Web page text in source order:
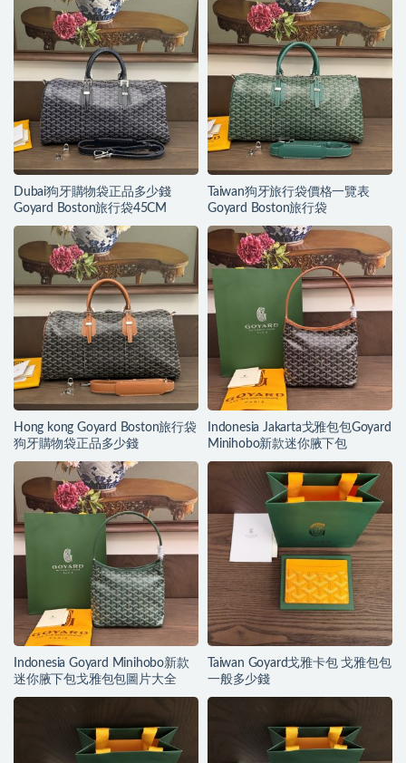
Dubai狗牙購物袋正品多少錢
Goyard Boston旅行袋45CM
Taiwan狗牙旅行袋價格一覽表
Goyard Boston旅行袋
Hong kong Goyard Boston旅行袋
狗牙購物袋正品多少錢
Indonesia Jakarta戈雅包包Goyard
Minihobo新款迷你腋下包
Indonesia Goyard Minihobo新款
迷你腋下包戈雅包包圖片大全
Taiwan Goyard戈雅卡包 戈雅包包
一般多少錢